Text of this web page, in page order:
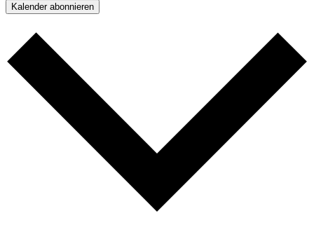
Kalender abonnieren